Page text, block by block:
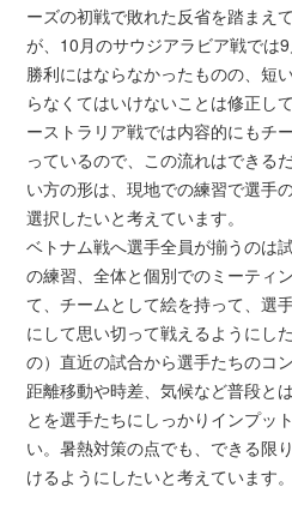
ーズの初戦で敗れた反省を踏まえ
が、10月のサウジアラビア戦では
勝利にはならなかったものの、短
らなくてはいけないことは修正し
ーストラリア戦では内容的にもチ
っているので、この流れはできる
い方の形は、現地での練習で選手
選択したいと考えています。
ベトナム戦へ選手全員が揃うのは
の練習、全体と個別でのミーティ
て、チームとして絵を持って、選
にして思い切って戦えるようにし
の）直近の試合から選手たちのコ
距離移動や時差、気候など普段と
とを選手たちにしっかりインプッ
い。暑熱対策の点でも、できる限
けるようにしたいと考えています。